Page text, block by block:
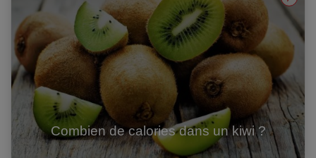
Combien de calories dans un kiwi ?